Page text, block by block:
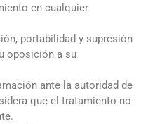
en cualquier
portabilidad y supresión
oposición a su
ante la autoridad de
que el tratamiento no